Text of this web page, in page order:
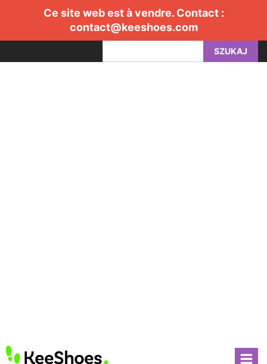
Ce site web est à vendre. Contact :
contact@keeshoes.com
SZUKAJ